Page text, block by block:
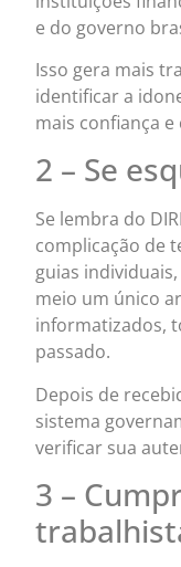
e do governo
Isso gera mais
identificar a
mais confiança
2 – Se
Se lembra do
complicação de
guias
meio um único
informatizados,
passado.
Depois de
sistema
verificar sua
3 –